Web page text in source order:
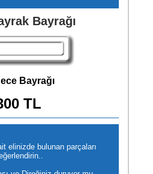
Bayrağı
Bayrağı
TL
elinizde bulunan parçaları